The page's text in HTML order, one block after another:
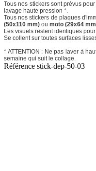
Tous nos stickers sont prévus
lavage haute pression *.
Tous nos stickers de plaques
(50x110 mm) ou moto (29x64
Les visuels restent identiques
Se collent sur toutes surfaces
* ATTENTION : Ne pas laver à
semaine qui suit le collage.
Référence stick-dep-50-03